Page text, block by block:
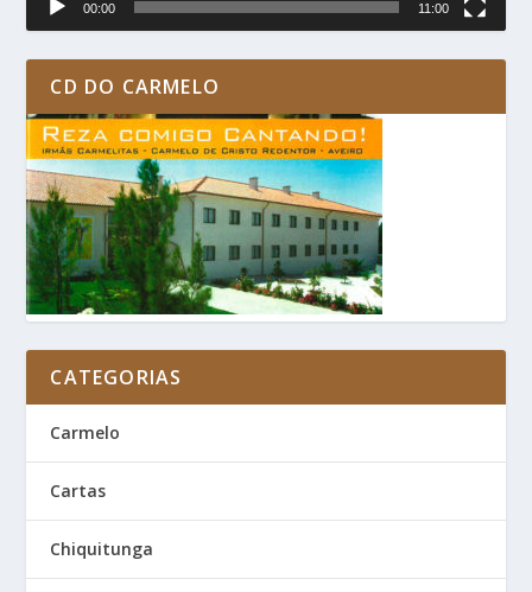
00:00 11:00
CD DO CARMELO
CATEGORIAS
Carmelo
Cartas
Chiquitunga